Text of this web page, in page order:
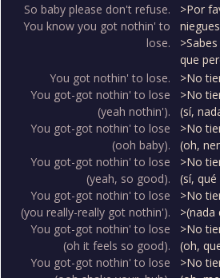
So baby please don't refuse.
You know you got nothin' to
lose.
>Por
que
You got nothin' to lose.
You got-got nothin' to lose
(yeah nothin').
You got-got nothin' to lose
(ooh baby).
You got-got nothin' to lose
(yeah, so good).
You got-got nothin' to lose
(you really-really got nothin').
You got-got nothin' to lose
(oh it feels so good).
You got-got nothin' to lose
>No
>No
(sí,
>No
(oh,
>No
(sí, qué
>No
>(nada
>No
(oh,
>No